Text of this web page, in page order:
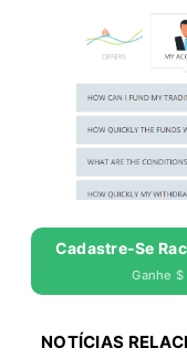
Cadastre-Se
Ganhe
NOTÍCIAS